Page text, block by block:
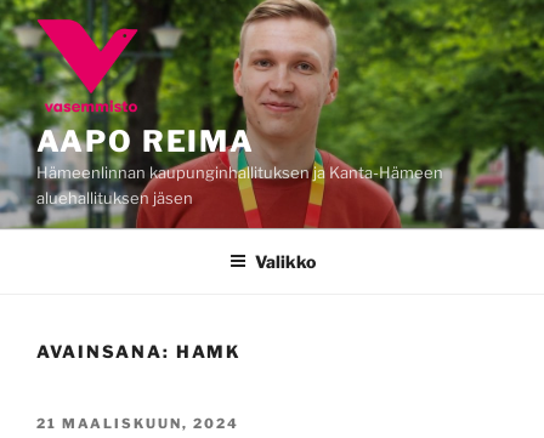
Siirry
sisältöön
AAPO REIMA
Hämeenlinnan kaupunginhallituksen ja Kanta-Hämeen
aluehallituksen jäsen
Valikko
AVAINSANA: HAMK
JULKAISTU
21 MAALISKUUN, 2024